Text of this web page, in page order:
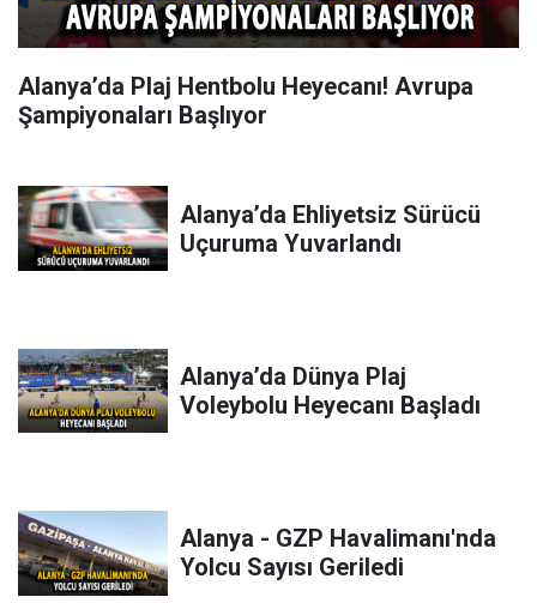
Alanya’da Plaj Hentbolu Heyecanı! Avrupa
Şampiyonaları Başlıyor
Alanya’da Ehliyetsiz Sürücü
Uçuruma Yuvarlandı
Alanya’da Dünya Plaj
Voleybolu Heyecanı Başladı
Alanya - GZP Havalimanı'nda
Yolcu Sayısı Geriledi